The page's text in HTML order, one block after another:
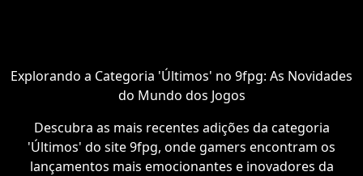
Explorando a Categoria 'Últimos' no 9fpg: As Novidades
do Mundo dos Jogos
Descubra as mais recentes adições da categoria
'Últimos' do site 9fpg, onde gamers encontram os
lançamentos mais emocionantes e inovadores da